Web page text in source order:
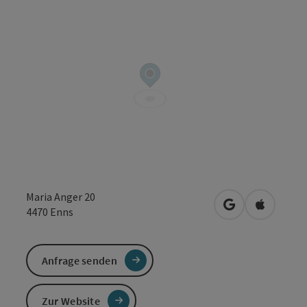
Maria Anger 20
4470 Enns in Googlein Apple
Anfrage senden
Zur Website